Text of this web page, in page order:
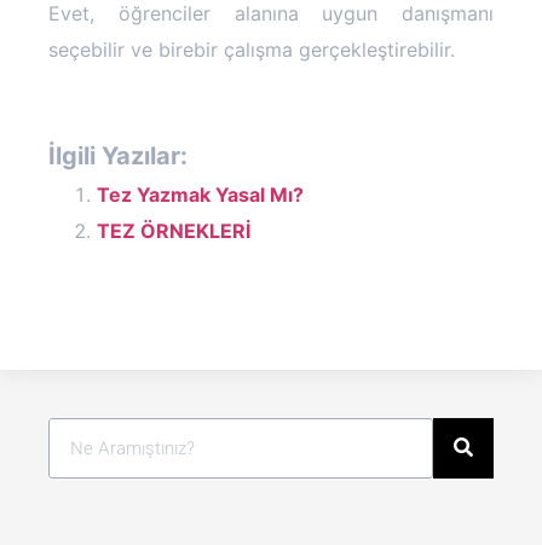
Evet, öğrenciler alanına uygun danışmanı
seçebilir ve birebir çalışma gerçekleştirebilir.
İlgili Yazılar:
Tez Yazmak Yasal Mı?
TEZ ÖRNEKLERİ